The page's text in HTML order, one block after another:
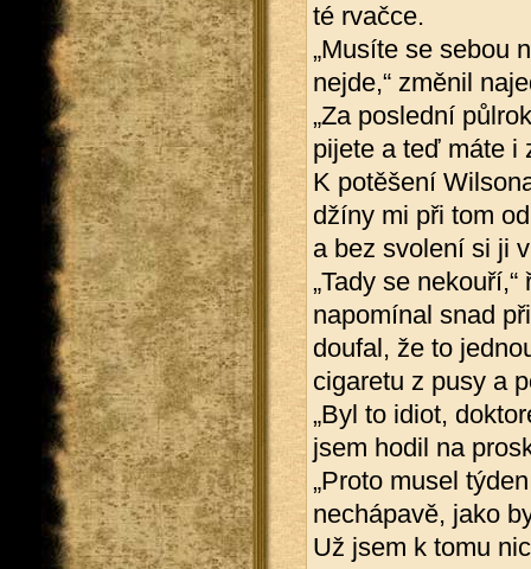
té rvačce.
„Musíte se sebou
nejde,“ změnil
„Za poslední
pijete a teď máte i
K potěšení
džíny mi při tom
a bez svolení si ji
„Tady se
napomínal snad
doufal, že to
cigaretu z pusy a
„Byl to idiot,
jsem hodil na
„Proto musel
nechápavě, jako
Už jsem k tomu